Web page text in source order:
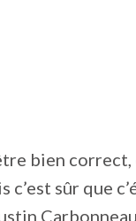
bien correct,
c’est sûr que